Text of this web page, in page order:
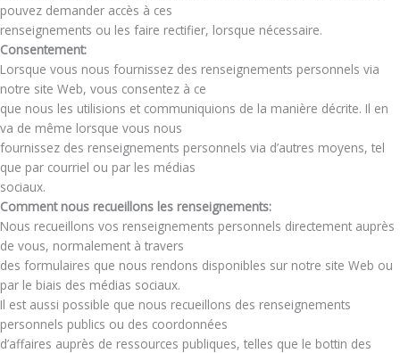
pouvez demander accès à ces
renseignements ou les faire rectifier, lorsque nécessaire.
Consentement:
Lorsque vous nous fournissez des renseignements personnels via
notre site Web, vous consentez à ce
que nous les utilisions et communiquions de la manière décrite. Il en
va de même lorsque vous nous
fournissez des renseignements personnels via d’autres moyens, tel
que par courriel ou par les médias
sociaux.
Comment nous recueillons les renseignements:
Nous recueillons vos renseignements personnels directement auprès
de vous, normalement à travers
des formulaires que nous rendons disponibles sur notre site Web ou
par le biais des médias sociaux.
Il est aussi possible que nous recueillons des renseignements
personnels publics ou des coordonnées
d’affaires auprès de ressources publiques, telles que le bottin des